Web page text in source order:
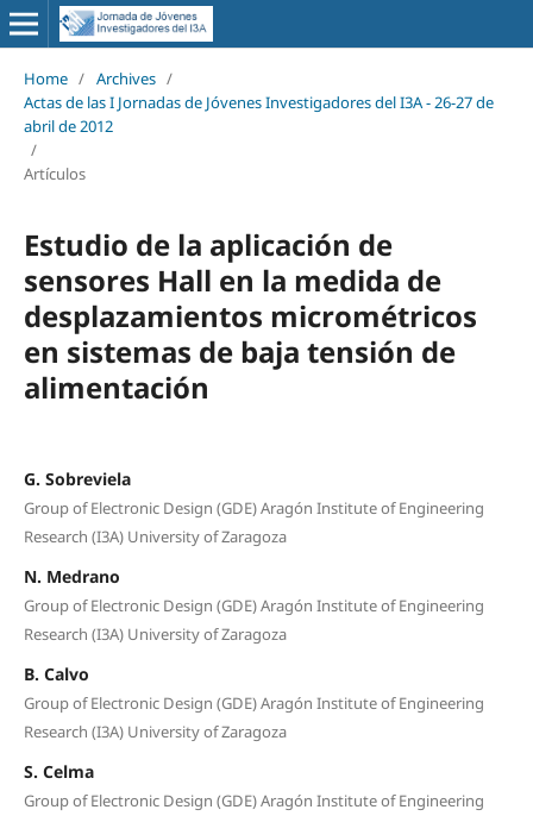
Home / Archives /
Actas de las I Jornadas de Jóvenes Investigadores del I3A - 26‐27 de
abril de 2012
/
Artículos
Estudio de la aplicación de
sensores Hall en la medida de
desplazamientos micrométricos
en sistemas de baja tensión de
alimentación
G. Sobreviela
Group of Electronic Design (GDE) Aragón Institute of Engineering
Research (I3A) University of Zaragoza
N. Medrano
Group of Electronic Design (GDE) Aragón Institute of Engineering
Research (I3A) University of Zaragoza
B. Calvo
Group of Electronic Design (GDE) Aragón Institute of Engineering
Research (I3A) University of Zaragoza
S. Celma
Group of Electronic Design (GDE) Aragón Institute of Engineering